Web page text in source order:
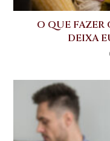
O QUE
DEIXA